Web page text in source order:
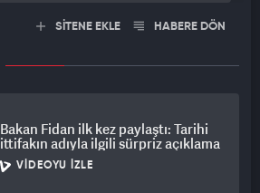
SİTENE EKLE HABERE DÖN
Bakan Fidan ilk kez paylaştı: Tarihi
ittifakın adıyla ilgili sürpriz açıklama
VIDEOYU İZLE